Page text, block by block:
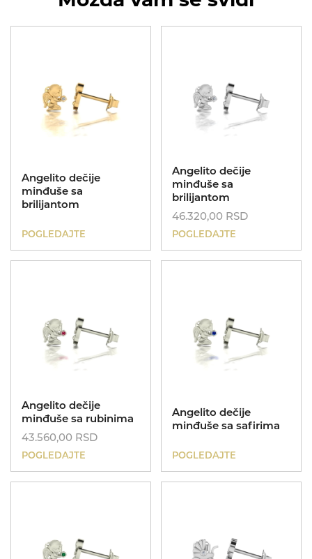
UNIKATI
Kolekcije
MIJE MAGIONI
Dečije minđuše
Dečije ogrlice
O NAMA
KONTAKT
Angelito dečije
minđuše sa
brilijantom
POGLEDAJTE
Angelito dečije
minđuše sa
brilijantom
46.320,00 RSD
POGLEDAJTE
Angelito dečije
minđuše sa rubinima
43.560,00 RSD
POGLEDAJTE
Angelito dečije
minđuše sa safirima
POGLEDAJTE